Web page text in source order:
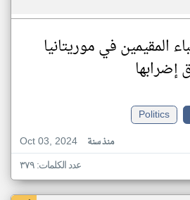
المقيمين في موريتانيا
إضرابها
Politics
Oct 03, 2024
منذ سنة
عدد الكلمات: ٣٧٩